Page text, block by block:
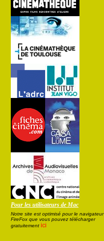
Pour les utilisateurs de Mac
Notre site est optimisé pour le navigateur
FireFox que vous pouvez télécharger
gratuitement ici